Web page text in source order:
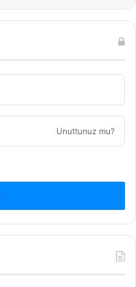
Unuttunuz mu?